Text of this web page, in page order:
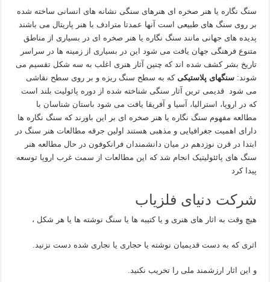
سنگ نگاره یا هنر صخره ای هنرهای سنگی نشانه های انسانی ساخته شده
بر روی سنگ های طبیعی است آنها عمدتا مترادف با هنر پاریتال می باشند
پدیده های جهانی مانند سنگ نگاره یا هنر صخره ای در بسیاری از مناطق
متنوع فرهنگی جهان یافت می شود این در بسیاری از زمینه ها در سراسر
تاریخ بشر کشف شده اند که چنین آثار هنری اغلب به سه شکل تقسیم می
شوند:سنگهای پلاستیکی که به سطح سنگ ریزه و بر روی سطح نقاشی
می شود قدیمی ترین آثار سنگی شناخته شده از دوره پائولیت بلند است
که در اروپا، استرالیا، آسیا و آفریقا یافت می شود باستان شناسان با
مطالعه مفهوم سنگ نگاره یا هنر صخره ای بر این باورند که سنگ نگاره ها
دارای اهمیت جغرافیایی و مذهبی هستند اولین جرقه مطالعات هنر سنگ در
ابتدا در قرن نوزدهم در میان دانشمندان فرانکوفون در حال مطالعه هنر
سنگ های پائئولیتیک انجام شد که این مطالعات از سمت غرب اروپا توسعه
پیدا کرد
شرکت دنیای فلزیاب
هیچ وقت به اثار های هنری و یا کتیبه ها یا سنگ نوشته ها یا هر شکل ،
اثری که به دست قدیمیان نوشته یا حجاری یا نجاری شده دست نزنید.
و این اثار ارزشمند ملی را تخریب نکنید.